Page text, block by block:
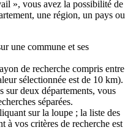
», vous avez la possibilité de
une région, un pays ou
une commune et ses
de recherche compris entre
sélectionnée est de 10 km).
sur deux départements, vous
séparées.
sur la loupe ; la liste des
à vos critères de recherche est